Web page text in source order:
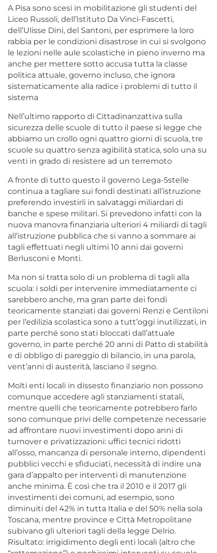
A Pisa sono scesi in mobilitazione gli studenti del
Liceo Russoli, dell’Istituto Da Vinci-Fascetti,
dell’Ulisse Dini, del Santoni, per esprimere la loro
rabbia per le condizioni disastrose in cui si svolgono
le lezioni nelle aule scolastiche in pieno inverno ma
anche per mettere sotto accusa tutta la classe
politica attuale, governo incluso, che ignora
sistematicamente alla radice i problemi di tutto il
sistema
Nell’ultimo rapporto di Cittadinanzattiva sulla
sicurezza delle scuole di tutto il paese si legge che
abbiamo un crollo ogni quattro giorni di scuola, tre
scuole su quattro senza agibilità statica, solo una su
venti in grado di resistere ad un terremoto
A fronte di tutto questo il governo Lega-5stelle
continua a tagliare sui fondi destinati all’istruzione
preferendo investirli in salvataggi miliardari di
banche e spese militari. Si prevedono infatti con la
nuova manovra finanziaria ulteriori 4 miliardi di tagli
all’istruzione pubblica che si vanno a sommare ai
tagli effettuati negli ultimi 10 anni dai governi
Berlusconi e Monti.
Ma non si tratta solo di un problema di tagli alla
scuola: i soldi per intervenire immediatamente ci
sarebbero anche, ma gran parte dei fondi
teoricamente stanziati dai governi Renzi e Gentiloni
per l’edilizia scolastica sono a tutt’oggi inutilizzati, in
parte perché sono stati bloccati dall’attuale
governo, in parte perché 20 anni di Patto di stabilità
e di obbligo di pareggio di bilancio, in una parola,
vent’anni di austerità, lasciano il segno.
Molti enti locali in dissesto finanziario non possono
comunque accedere agli stanziamenti statali,
mentre quelli che teoricamente potrebbero farlo
sono comunque privi delle competenze necessarie
ad affrontare nuovi investimenti dopo anni di
turnover e privatizzazioni: uffici tecnici ridotti
all’osso, mancanza di personale interno, dipendenti
pubblici vecchi e sfiduciati, necessità di indire una
gara d’appalto per interventi di manutenzione
anche minima. È così che tra il 2010 e il 2017 gli
investimenti dei comuni, ad esempio, sono
diminuiti del 42% in tutta Italia e del 50% nella sola
Toscana, mentre province e Città Metropolitane
subivano gli ulteriori tagli della legge Delrio.
Risultato: irrigidimento degli enti locali (altro che